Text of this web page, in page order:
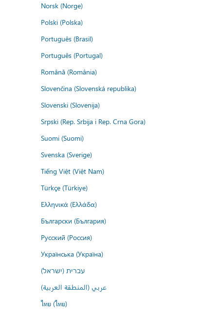
Norsk (Norge)
Polski (Polska)
Português (Brasil)
Português (Portugal)
Română (România)
Slovenčina (Slovenská republika)
Slovenski (Slovenija)
Srpski (Rep. Srbija i Rep. Crna Gora)
Suomi (Suomi)
Svenska (Sverige)
Tiếng Việt (Việt Nam)
Türkçe (Türkiye)
Ελληνικά (Ελλάδα)
Български (България)
Русский (Россия)
Українська (Україна)
עברית (ישראל)
عربي (المنطقة العربية)
ไทย (ไทย)